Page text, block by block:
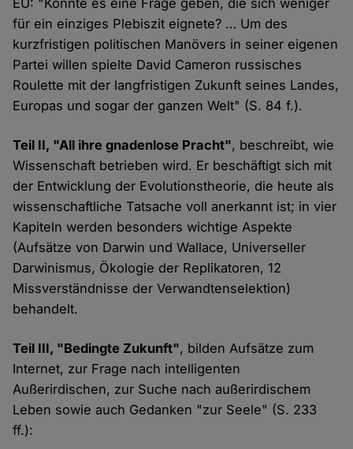
EU: "Konnte es eine Frage geben, die sich weniger
für ein einziges Plebiszit eignete? … Um des
kurzfristigen politischen Manövers in seiner eigenen
Partei willen spielte David Cameron russisches
Roulette mit der langfristigen Zukunft seines Landes,
Europas und sogar der ganzen Welt" (S. 84 f.).
Teil II, "All ihre gnadenlose Pracht", beschreibt, wie
Wissenschaft betrieben wird. Er beschäftigt sich mit
der Entwicklung der Evolutionstheorie, die heute als
wissenschaftliche Tatsache voll anerkannt ist; in vier
Kapiteln werden besonders wichtige Aspekte
(Aufsätze von Darwin und Wallace, Universeller
Darwinismus, Ökologie der Replikatoren, 12
Missverständnisse der Verwandtenselektion)
behandelt.
Teil III, "Bedingte Zukunft", bilden Aufsätze zum
Internet, zur Frage nach intelligenten
Außerirdischen, zur Suche nach außerirdischem
Leben sowie auch Gedanken "zur Seele" (S. 233
ff.):